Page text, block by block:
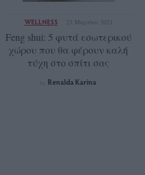
WELLNESS 23 Μαρτίου 2021
Feng shui: 5 φυτά εσωτερικού
χώρου που θα φέρουν καλή
τύχη στο σπίτι σας
Renalda Karina